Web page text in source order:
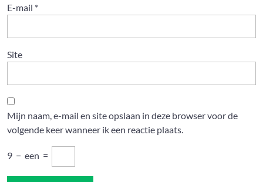
E-mail *
Site
Mijn naam, e-mail en site opslaan in deze browser voor de
volgende keer wanneer ik een reactie plaats.
9 − een =